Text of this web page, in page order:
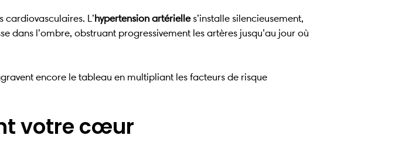
L’hypertension artérielles’installe silencieusement,
dans l’ombre, obstruant progressivement les artères jusqu’au jour où
encore le tableau en multipliant les facteurs de risque
votre cœur